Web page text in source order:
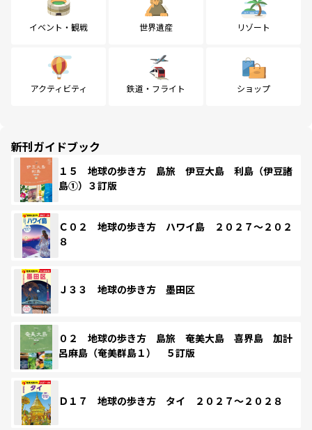
イベント・観戦 世界遺産 リゾート
アクティビティ 鉄道・フライト ショップ
新刊ガイドブック
１５ 地球の歩き方 島旅 伊豆大島 利島（伊豆諸
島①）３訂版
Ｃ０２ 地球の歩き方 ハワイ島 ２０２７～２０２
８
Ｊ３３ 地球の歩き方 墨田区
０２ 地球の歩き方 島旅 奄美大島 喜界島 加計
呂麻島（奄美群島１） ５訂版
Ｄ１７ 地球の歩き方 タイ ２０２７～２０２８